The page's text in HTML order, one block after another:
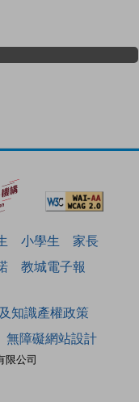
小學生
家長
教城電子報
限公司
知識產權政策
無障礙網站設計